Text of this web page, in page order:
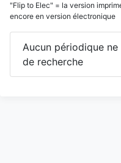
"Flip to Elec" = la version
encore en version électronique
Aucun périodique
de recherche